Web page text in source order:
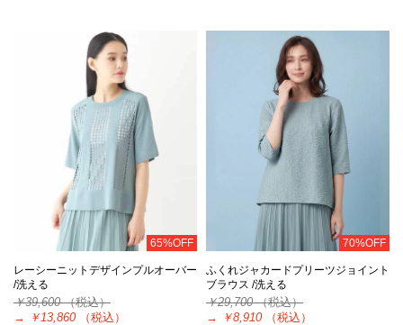
65%OFF
レーシーニットデザインプルオーバー
/洗える
￥39,600（税込）
→
￥13,860 （税込）
70%OFF
ふくれジャカードプリーツジョイント
ブラウス /洗える
￥29,700（税込）
→
￥8,910 （税込）